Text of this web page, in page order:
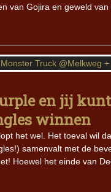
van Gojira en geweld
en jij
winnen
het wel. Het toeval wil
samenvalt met de
Hoewel het einde van